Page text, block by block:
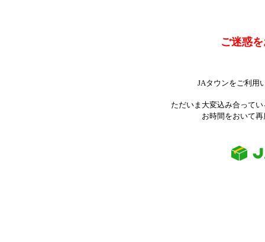
ご迷惑
JAタウンをご利用
ただいま大変込み合って
お時間をおいて